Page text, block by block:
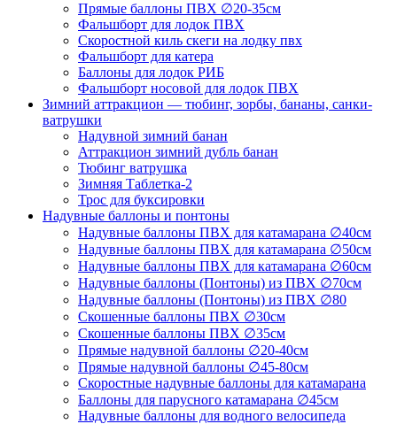
Прямые баллоны ПВХ ∅20-35см
Фальшборт для лодок ПВХ
Скоростной киль скеги на лодку пвх
Фальшборт для катера
Баллоны для лодок РИБ
Фальшборт носовой для лодок ПВХ
Зимний аттракцион — тюбинг, зорбы, бананы, санки-
ватрушки
Надувной зимний банан
Аттракцион зимний дубль банан
Тюбинг ватрушка
Зимняя Таблетка-2
Трос для буксировки
Надувные баллоны и понтоны
Надувные баллоны ПВХ для катамарана ∅40см
Надувные баллоны ПВХ для катамарана ∅50см
Надувные баллоны ПВХ для катамарана ∅60см
Надувные баллоны (Понтоны) из ПВХ ∅70см
Надувные баллоны (Понтоны) из ПВХ ∅80
Скошенные баллоны ПВХ ∅30см
Скошенные баллоны ПВХ ∅35см
Прямые надувной баллоны ∅20-40см
Прямые надувной баллоны ∅45-80см
Скоростные надувные баллоны для катамарана
Баллоны для парусного катамарана ∅45см
Надувные баллоны для водного велосипеда